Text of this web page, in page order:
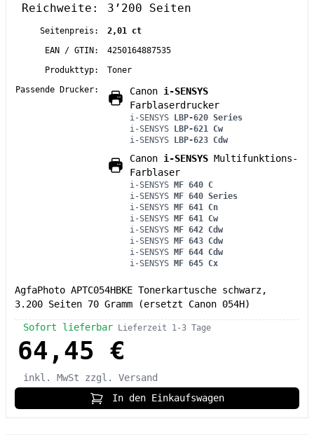
Reichweite: 3’200 Seiten
Seitenpreis:
2,01 ct
EAN / GTIN:
4250164887535
Produkttyp:
Toner
Passende Drucker:
Canon i-SENSYS
Farblaserdrucker
i-SENSYS LBP-620 Series
i-SENSYS LBP-621 Cw
i-SENSYS LBP-623 Cdw
Canon i-SENSYS Multifunktions-
Farblaser
i-SENSYS MF 640 C
i-SENSYS MF 640 Series
i-SENSYS MF 641 Cn
i-SENSYS MF 641 Cw
i-SENSYS MF 642 Cdw
i-SENSYS MF 643 Cdw
i-SENSYS MF 644 Cdw
i-SENSYS MF 645 Cx
AgfaPhoto APTC054HBKE Tonerkartusche schwarz,
3.200 Seiten 70 Gramm (ersetzt Canon 054H)
Sofort lieferbar Lieferzeit 1-3 Tage
64,45 €
inkl. MwSt
zzgl. Versand
In den Einkaufswagen